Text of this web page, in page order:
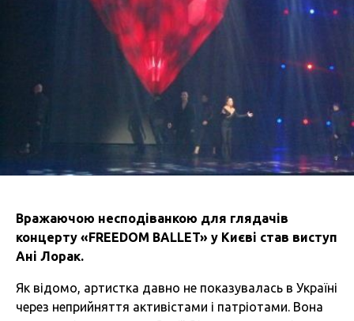
Вражаючою несподіванкою для глядачів
концерту «FREEDOM BALLET» у Києві став виступ
Ані Лорак.
Як відомо, артистка давно не показувалась в Україні
через неприйняття активістами і патріотами. Вона